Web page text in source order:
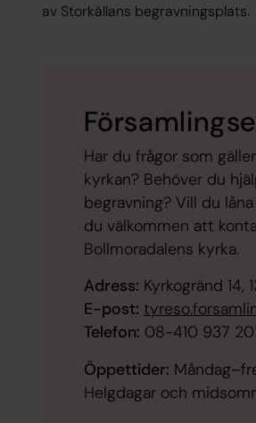
av Storkällans begravningsplats.
Har du frågor som
kyrkan? Behöver du
begravning? Vill du
du välkommen att
Bollmoradalens kyrka.
Adress: Kyrkogränd 14,
E-post:
Telefon: 08-410 937 20
Öppettider:
Helgdagar och